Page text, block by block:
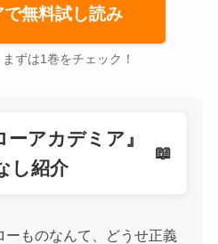
で無料試し読み
ずは1巻をチェック！
ーアカデミア』
し紹介
ーものなんて、どうせ正義